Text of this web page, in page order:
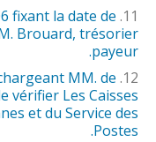
fixant la date de
Brouard, trésorier
payeur.
MM. de
vérifier Les Caisses
et du Service des
Postes.